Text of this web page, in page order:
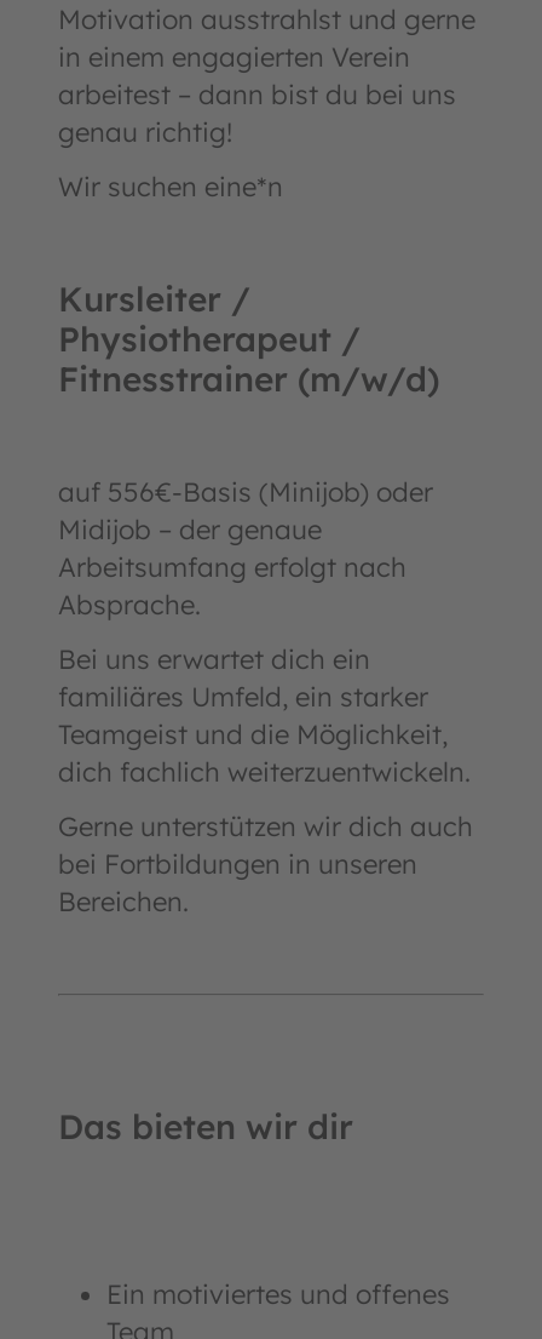
Motivation ausstrahlst und gerne
in einem engagierten Verein
arbeitest – dann bist du bei uns
genau richtig!
Wir suchen eine*n
Kursleiter /
Physiotherapeut /
Fitnesstrainer (m/w/d)
auf 556€-Basis (Minijob) oder
Midijob – der genaue
Arbeitsumfang erfolgt nach
Absprache.
Bei uns erwartet dich ein
familiäres Umfeld, ein starker
Teamgeist und die Möglichkeit,
dich fachlich weiterzuentwickeln.
Gerne unterstützen wir dich auch
bei Fortbildungen in unseren
Bereichen.
Das bieten wir dir
Ein motiviertes und offenes
Team